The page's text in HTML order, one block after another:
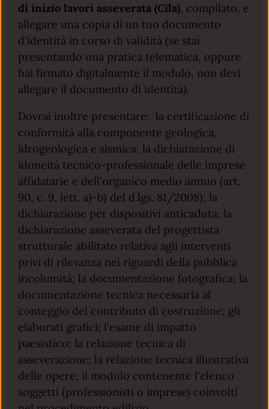
di inizio lavori asseverata (Cila), compilato, e
allegare una copia di un tuo documento
d'identità in corso di validità (se stai
presentando una pratica telematica, oppure
hai firmato digitalmente il modulo, non devi
allegare il documento di identità).
Dovrai inoltre presentare: la certificazione di
conformità alla componente geologica,
idrogeologica e sismica; la dichiarazione di
idoneità tecnico-professionale delle imprese
affidatarie e dell'organico medio annuo (art.
90, c. 9, lett. a)-b) del d.lgs. 81/2008); la
dichiarazione per dispositivi anticaduta; la
dichiarazione asseverata del progettista
strutturale abilitato relativa agli interventi
privi di rilevanza nei riguardi della pubblica
incolumità; la documentazione fotografica; la
documentazione tecnica necessaria al
conteggio del contributo di costruzione; gli
elaborati grafici; l'esame di impatto
paesistico; la relazione tecnica di
asseverazione; la relazione tecnica illustrativa
delle opere; il modulo contenente l'elenco
soggetti (professionisti o imprese) coinvolti